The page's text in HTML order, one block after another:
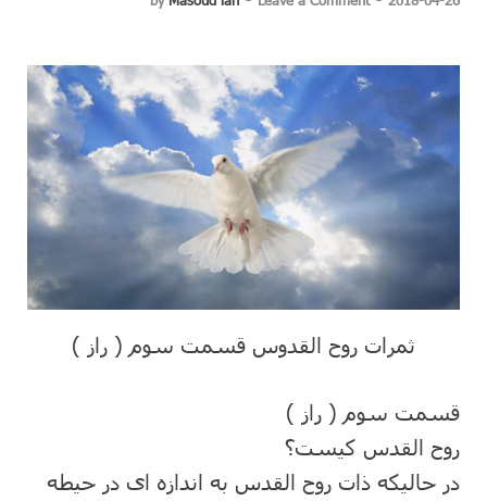
ثمرات روح القدوس قسمت سوم ( راز )
قسمت سوم ( راز )
روح القدس کیست؟
در حالیکه ذات روح القدس به اندازه ای در حیطه